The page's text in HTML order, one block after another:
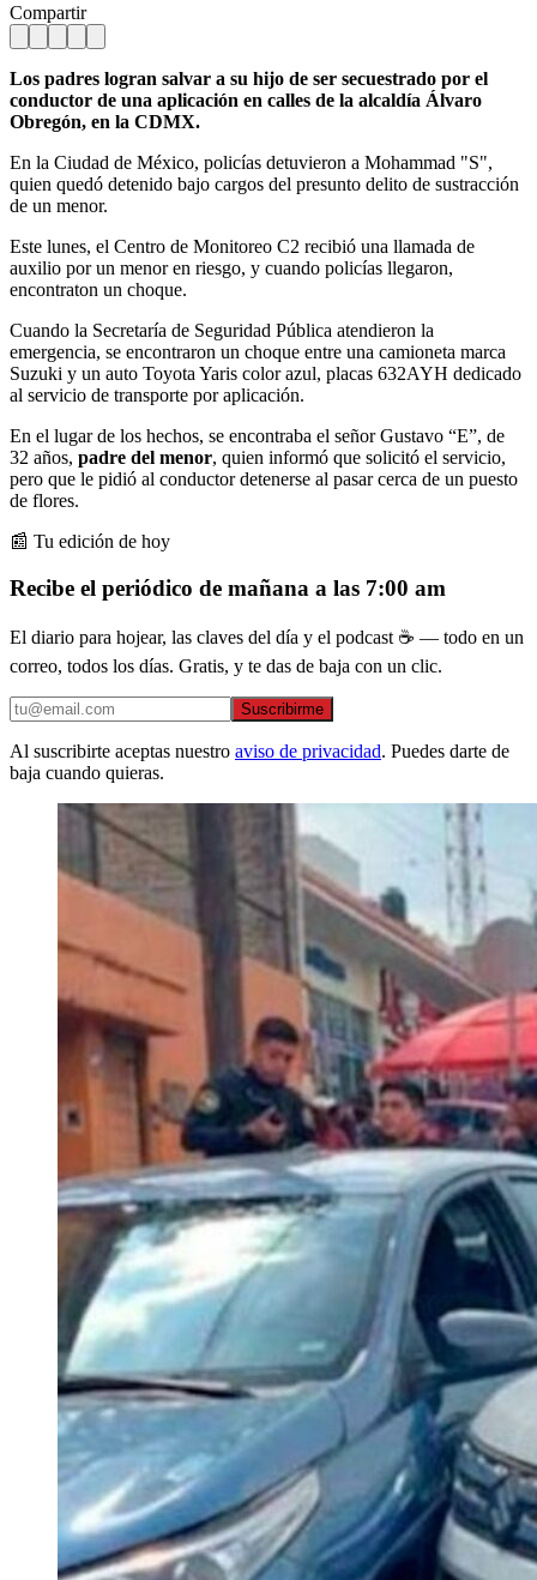
Compartir
Los padres logran salvar a su hijo de ser secuestrado por el
conductor de una aplicación en calles de la alcaldía Álvaro
Obregón, en la CDMX.
En la Ciudad de México, policías detuvieron a Mohammad "S",
quien quedó detenido bajo cargos del presunto delito de sustracción
de un menor.
Este lunes, el Centro de Monitoreo C2 recibió una llamada de
auxilio por un menor en riesgo, y cuando policías llegaron,
encontraton un choque.
Cuando la Secretaría de Seguridad Pública atendieron la
emergencia, se encontraron un choque entre una camioneta marca
Suzuki y un auto Toyota Yaris color azul, placas 632AYH dedicado
al servicio de transporte por aplicación.
En el lugar de los hechos, se encontraba el señor Gustavo “E”, de
32 años, padre del menor, quien informó que solicitó el servicio,
pero que le pidió al conductor detenerse al pasar cerca de un puesto
de flores.
📰 Tu edición de hoy
Recibe el periódico de mañana a las 7:00 am
El diario para hojear, las claves del día y el podcast ☕ — todo en un
correo, todos los días. Gratis, y te das de baja con un clic.
Suscribirme
Al suscribirte aceptas nuestro aviso de privacidad. Puedes darte de
baja cuando quieras.